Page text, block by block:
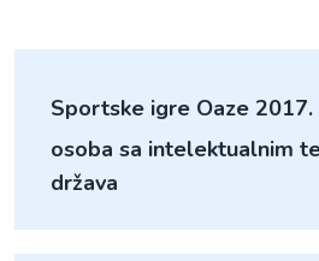
Sportske igre Oaze
osoba sa intelektualnim
država